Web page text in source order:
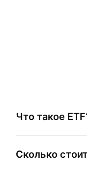
Что такое
Сколько